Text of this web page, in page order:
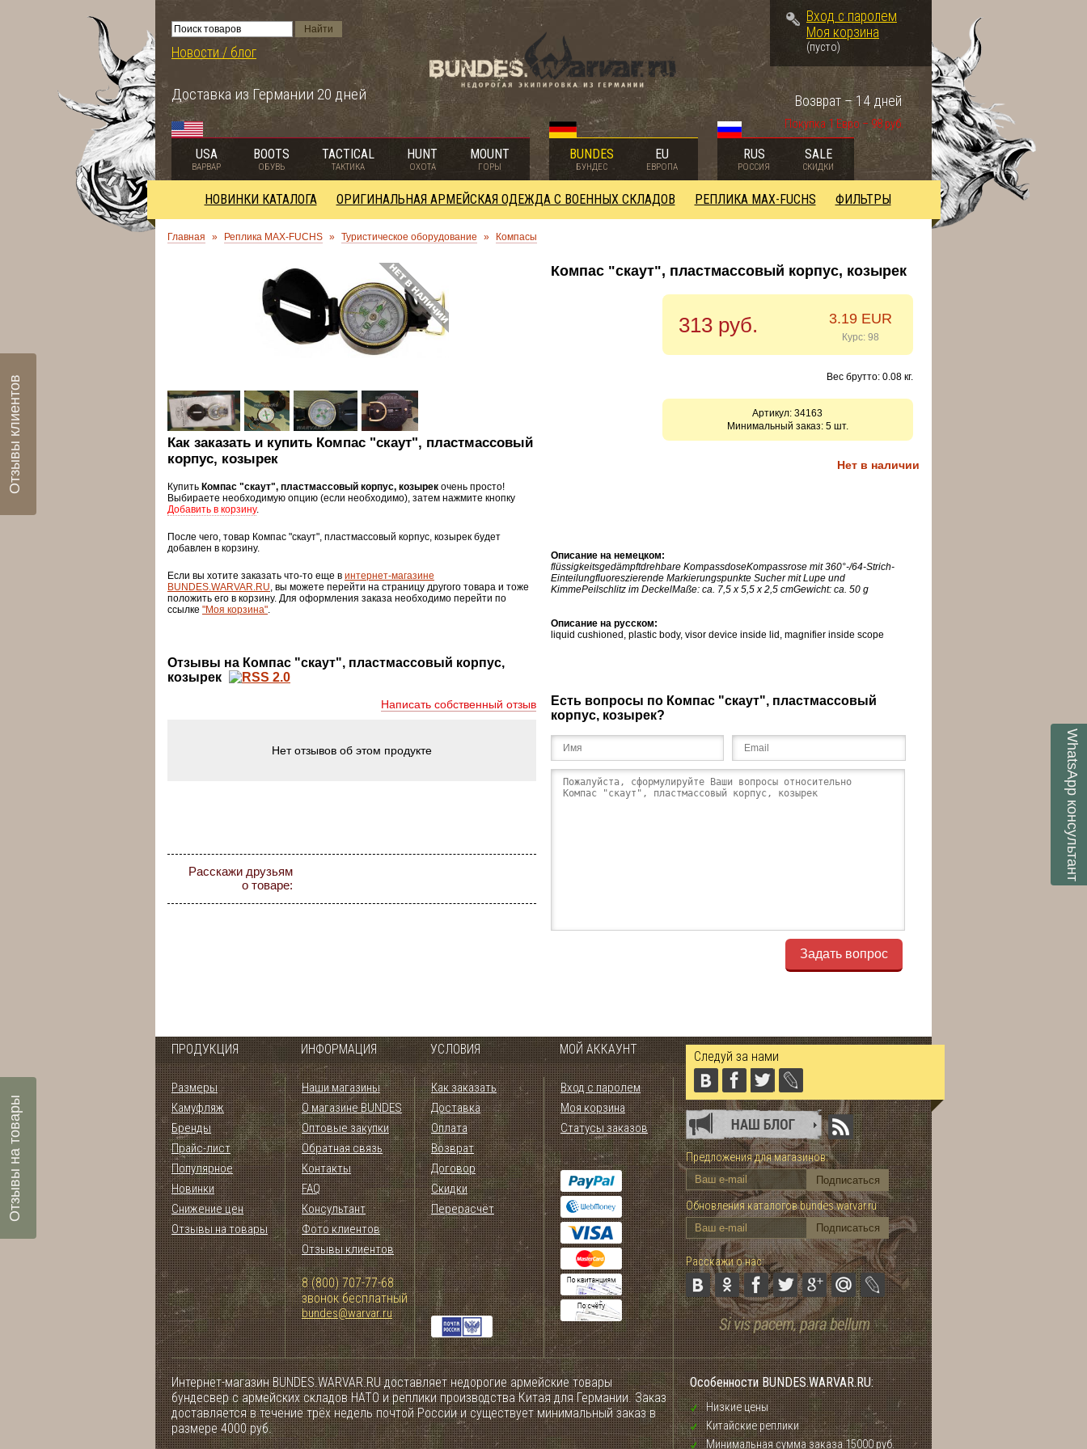
Новости / блог
Доставка из Германии 20 дней
Вход с паролем
Моя корзина
(пусто)
Покупка 1 Евро – 98 руб.
Возврат – 14 дней
USA
ВАРВАР
BOOTS
ОБУВЬ
TACTICAL
ТАКТИКА
HUNT
ОХОТА
MOUNT
ГОРЫ
BUNDES
БУНДЕС
EU
ЕВРОПА
RUS
РОССИЯ
SALE
СКИДКИ
НОВИНКИ КАТАЛОГА ОРИГИНАЛЬНАЯ АРМЕЙСКАЯ ОДЕЖДА С ВОЕННЫХ СКЛАДОВ РЕПЛИКА MAX-FUCHS ФИЛЬТРЫ
Главная » Реплика MAX-FUCHS » Туристическое оборудование » Компасы
Как заказать и купить Компас "скаут", пластмассовый
корпус, козырек
Купить Компас "скаут", пластмассовый корпус, козырек очень просто!
Выбираете необходимую опцию (если необходимо), затем нажмите кнопку
Добавить в корзину.
После чего, товар Компас "скаут", пластмассовый корпус, козырек будет
добавлен в корзину.
Если вы хотите заказать что-то еще в интернет-магазине
BUNDES.WARVAR.RU, вы можете перейти на страницу другого товара и тоже
положить его в корзину. Для оформления заказа необходимо перейти по
ссылке "Моя корзина".
Отзывы на Компас "скаут", пластмассовый корпус,
козырек
Написать собственный отзыв
Нет отзывов об этом продукте
Расскажи друзьям
о товаре:
Компас "скаут", пластмассовый корпус, козырек
313 руб. 3.19 EUR
Курс: 98
Вес брутто: 0.08 кг.
Артикул: 34163
Минимальный заказ: 5 шт.
Нет в наличии
Описание на немецком:
flüssigkeitsgedämpftdrehbare KompassdoseKompassrose mit 360°-/64-Strich-
Einteilungfluoreszierende Markierungspunkte Sucher mit Lupe und
KimmePeilschlitz im DeckelMaße: ca. 7,5 x 5,5 x 2,5 cmGewicht: ca. 50 g
Описание на русском:
liquid cushioned, plastic body, visor device inside lid, magnifier inside scope
Есть вопросы по Компас "скаут", пластмассовый
корпус, козырек?
Задать вопрос
ПРОДУКЦИЯ ИНФОРМАЦИЯ УСЛОВИЯ МОЙ АККАУНТ
Размеры
Камуфляж
Бренды
Прайс-лист
Популярное
Новинки
Снижение цен
Отзывы на товары
Наши магазины
О магазине BUNDES
Оптовые закупки
Обратная связь
Контакты
FAQ
Консультант
Фото клиентов
Отзывы клиентов
8 (800) 707-77-68
звонок бесплатный
bundes@warvar.ru
Как заказать
Доставка
Оплата
Возврат
Договор
Скидки
Перерасчёт
Вход с паролем
Моя корзина
Статусы заказов
Следуй за нами
Предложения для магазинов:
Обновления каталогов bundes.warvar.ru
Расскажи о нас:
Интернет-магазин BUNDES.WARVAR.RU доставляет недорогие армейские товары
бундесвер с армейских складов НАТО и реплики производства Китая для Германии. Заказ
доставляется в течение трёх недель почтой России и существует минимальный заказ в
размере 4000 руб.
Особенности BUNDES.WARVAR.RU:
Низкие цены
Китайские реплики
Минимальная сумма заказа 15000 руб.
WhatsApp
консультант
Отзывы клиентов
Отзывы на товары